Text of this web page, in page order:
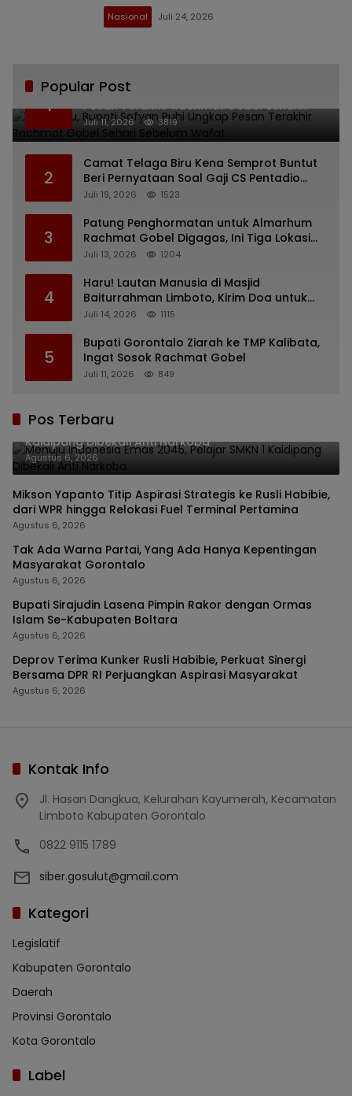
Nasional Juli 24, 2026
Popular Post
1
Bikin Haru, Bupati Sofyan Puhi Ungkap
Pesan Terakhir Rachmat Gobel Sehari
Sebelum Wafat
Juli 11, 2026 3819
2
Camat Telaga Biru Kena Semprot Buntut
Beri Pernyataan Soal Gaji CS Pentadio
Barat yang Nunggak
Juli 19, 2026 1523
3
Patung Penghormatan untuk Almarhum
Rachmat Gobel Digagas, Ini Tiga Lokasi
yang Diusulkan
Juli 13, 2026 1204
4
Haru! Lautan Manusia di Masjid
Baiturrahman Limboto, Kirim Doa untuk
Almarhum Rachmat Gobel
Juli 14, 2026 1115
5
Bupati Gorontalo Ziarah ke TMP Kalibata,
Ingat Sosok Rachmat Gobel
Juli 11, 2026 849
Pos Terbaru
Menuju Indonesia Emas 2045, Pelajar SMKN 1
Kaidipang Dibekali Anti Narkoba
Agustus 6, 2026
Mikson Yapanto Titip Aspirasi Strategis ke Rusli Habibie,
dari WPR hingga Relokasi Fuel Terminal Pertamina
Agustus 6, 2026
Tak Ada Warna Partai, Yang Ada Hanya Kepentingan
Masyarakat Gorontalo
Agustus 6, 2026
Bupati Sirajudin Lasena Pimpin Rakor dengan Ormas
Islam Se-Kabupaten Boltara
Agustus 6, 2026
Deprov Terima Kunker Rusli Habibie, Perkuat Sinergi
Bersama DPR RI Perjuangkan Aspirasi Masyarakat
Agustus 6, 2026
Kontak Info
Jl. Hasan Dangkua, Kelurahan Kayumerah, Kecamatan
Limboto Kabupaten Gorontalo
0822 9115 1789
siber.gosulut@gmail.com
Kategori
Legislatif
Kabupaten Gorontalo
Daerah
Provinsi Gorontalo
Kota Gorontalo
Label